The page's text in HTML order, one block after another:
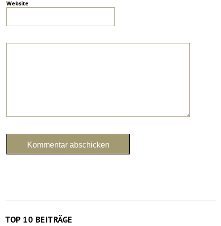
Website
TOP 10 BEITRÄGE